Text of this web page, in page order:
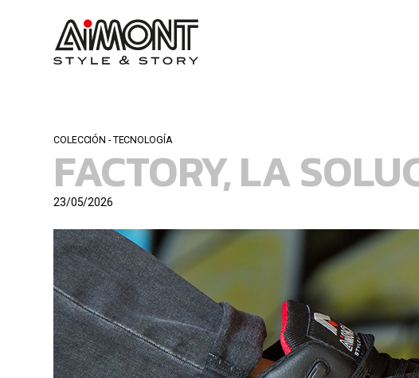
COLECCIÓN - TECNOLOGÍA
FACTORY, LA
23/05/2026